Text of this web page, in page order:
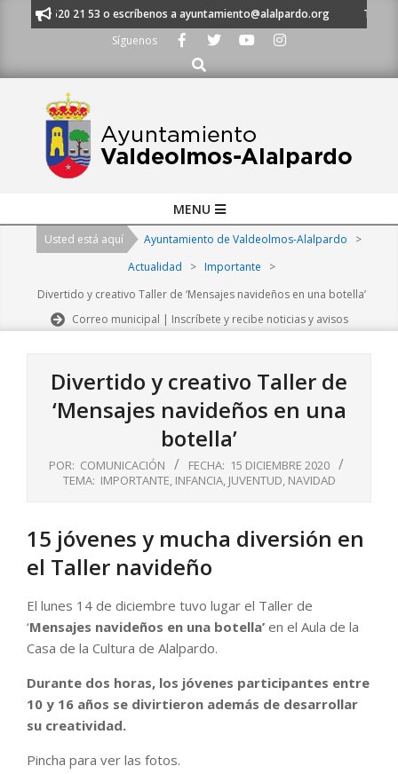
al 91 620 21 53 o escríbenos a ayuntamiento@alalpardo.org
TE
Síguenos
Buscar
Navigation
MENU
Usted está aquí Ayuntamiento de Valdeolmos-Alalpardo
>
Actualidad
> Importante
>
Divertido y creativo Taller de ‘Mensajes navideños en una botella’
Correo municipal | Inscríbete y recibe noticias y avisos
Divertido y creativo Taller de
‘Mensajes navideños en una
botella’
POR: COMUNICACIÓN FECHA: 15 DICIEMBRE 2020
TEMA: IMPORTANTE, INFANCIA, JUVENTUD, NAVIDAD
15 jóvenes y mucha diversión en
el Taller navideño
El lunes 14 de diciembre tuvo lugar el Taller de
‘Mensajes navideños en una botella’ en el Aula de la
Casa de la Cultura de Alalpardo.
Durante dos horas, los jóvenes participantes entre
10 y 16 años se divirtieron además de desarrollar
su creatividad.
Pincha para ver las fotos.